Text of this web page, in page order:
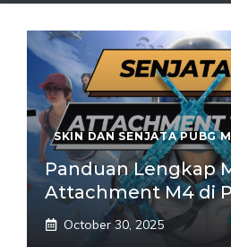
SKIN DAN SENJATA PUBG
Panduan Lengkap
Attachment M4 di
October 30, 2025